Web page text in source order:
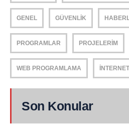
GENEL GÜVENLIK
PROGRAMLAR PROJELERIM
WEB PROGRAMLAMA İNTERNET
Son Konular